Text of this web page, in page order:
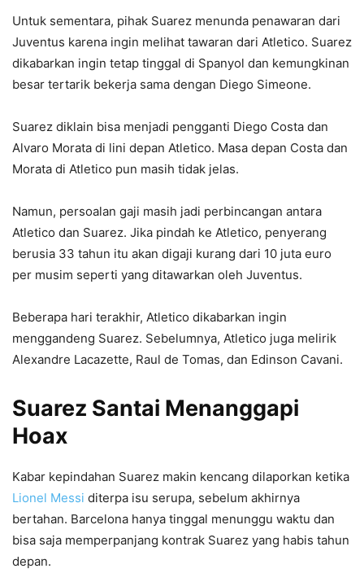
Untuk sementara, pihak Suarez menunda penawaran dari
Juventus karena ingin melihat tawaran dari Atletico. Suarez
dikabarkan ingin tetap tinggal di Spanyol dan kemungkinan
besar tertarik bekerja sama dengan Diego Simeone.
Suarez diklain bisa menjadi pengganti Diego Costa dan
Alvaro Morata di lini depan Atletico. Masa depan Costa dan
Morata di Atletico pun masih tidak jelas.
Namun, persoalan gaji masih jadi perbincangan antara
Atletico dan Suarez. Jika pindah ke Atletico, penyerang
berusia 33 tahun itu akan digaji kurang dari 10 juta euro
per musim seperti yang ditawarkan oleh Juventus.
Beberapa hari terakhir, Atletico dikabarkan ingin
menggandeng Suarez. Sebelumnya, Atletico juga melirik
Alexandre Lacazette, Raul de Tomas, dan Edinson Cavani.
Suarez Santai Menanggapi
Hoax
Kabar kepindahan Suarez makin kencang dilaporkan ketika
Lionel Messi diterpa isu serupa, sebelum akhirnya
bertahan. Barcelona hanya tinggal menunggu waktu dan
bisa saja memperpanjang kontrak Suarez yang habis tahun
depan.